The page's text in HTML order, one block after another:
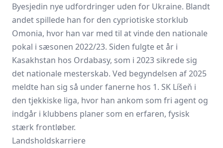
Byesjedin nye udfordringer uden for Ukraine. Blandt
andet spillede han for den cypriotiske storklub
Omonia, hvor han var med til at vinde den nationale
pokal i sæsonen 2022/23. Siden fulgte et år i
Kasakhstan hos Ordabasy, som i 2023 sikrede sig
det nationale mesterskab. Ved begyndelsen af 2025
meldte han sig så under fanerne hos 1. SK Líšeň i
den tjekkiske liga, hvor han ankom som fri agent og
indgår i klubbens planer som en erfaren, fysisk
stærk frontløber.
Landsholdskarriere